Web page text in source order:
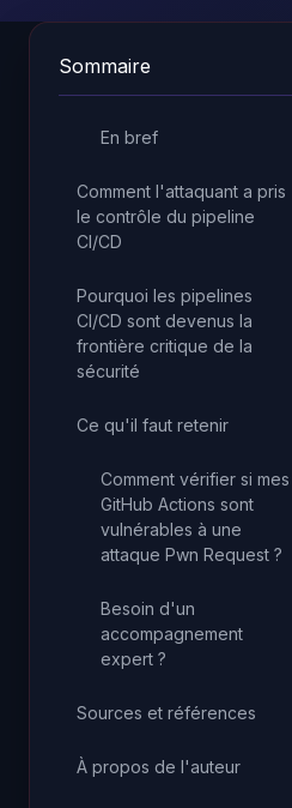
Sommaire
En bref
Comment l'attaquant a pris
le contrôle du pipeline
CI/CD
Pourquoi les pipelines
CI/CD sont devenus la
frontière critique de la
sécurité
Ce qu'il faut retenir
Comment vérifier si mes
GitHub Actions sont
vulnérables à une
attaque Pwn Request ?
Besoin d'un
accompagnement
expert ?
Sources et références
À propos de l'auteur